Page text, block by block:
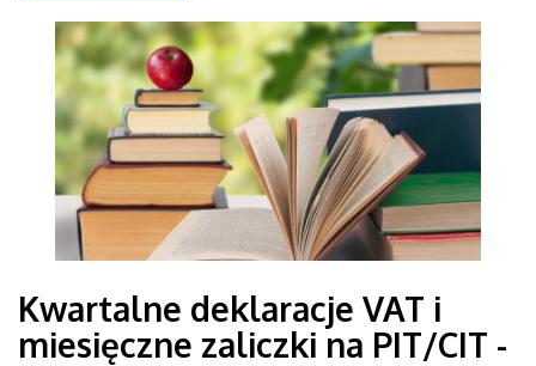
Kwartalne deklaracje VAT i
miesięczne zaliczki na PIT/CIT -